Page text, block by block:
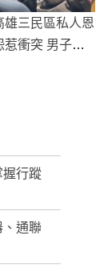
雄三民區私人恩
惹衝突 男子車
握行蹤
、通聯